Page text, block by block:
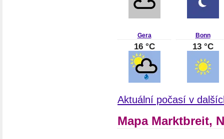
Gera
16 °C
Bonn
13 °C
Aktuální počasí v
Mapa Marktbreit,